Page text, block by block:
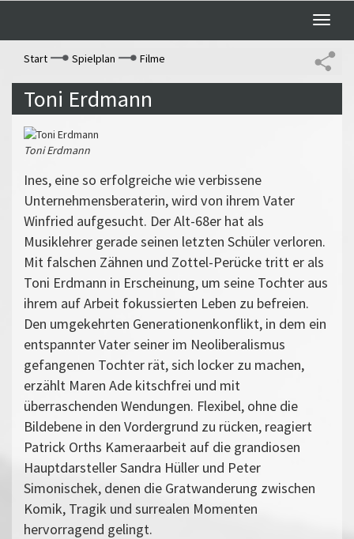
Toggle
Start
Spielplan Filme
Toni Erdmann
Toni Erdmann
Ines, eine so erfolgreiche wie verbissene
Unternehmensberaterin, wird von ihrem Vater
Winfried aufgesucht. Der Alt-68er hat als
Musiklehrer gerade seinen letzten Schüler verloren.
Mit falschen Zähnen und Zottel-Perücke tritt er als
Toni Erdmann in Erscheinung, um seine Tochter aus
ihrem auf Arbeit fokussierten Leben zu befreien.
Den umgekehrten Generationenkonflikt, in dem ein
entspannter Vater seiner im Neoliberalismus
gefangenen Tochter rät, sich locker zu machen,
erzählt Maren Ade kitschfrei und mit
überraschenden Wendungen. Flexibel, ohne die
Bildebene in den Vordergrund zu rücken, reagiert
Patrick Orths Kameraarbeit auf die grandiosen
Hauptdarsteller Sandra Hüller und Peter
Simonischek, denen die Gratwanderung zwischen
Komik, Tragik und surrealen Momenten
hervorragend gelingt.